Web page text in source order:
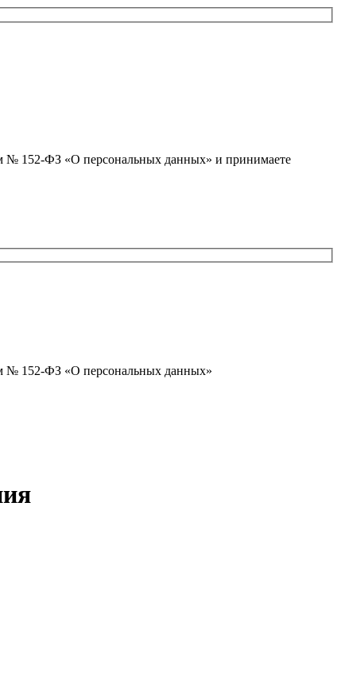
№ 152-ФЗ «О персональных данных» и принимаете
№ 152-ФЗ «О персональных данных»